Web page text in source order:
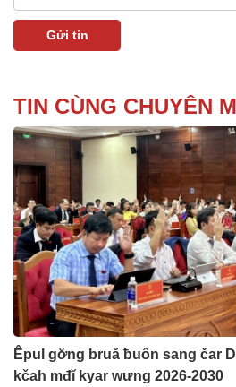
TIN CÙNG CHUYÊN
Êpul gơ̆ng bruă ƀuôn sang čar
kčah mđĭ kyar wưng 2026-2030